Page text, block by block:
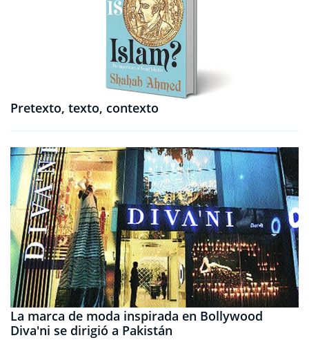
Pretexto, texto, contexto
La marca de moda inspirada en Bollywood
Diva'ni se dirigió a Pakistán